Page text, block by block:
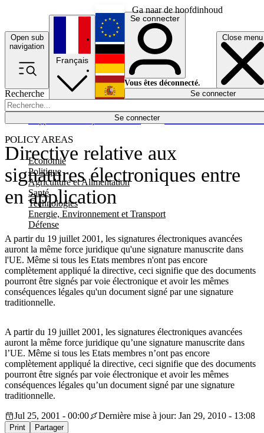
Ga naar de hoofdinhoud
Open sub
navigation
Close menu
Recherche
Se connecter
POLICY AREAS
Economie
Politique
Agriculture et Alimentation
Santé
Technologies
Energie, Environnement et Transport
Défense
Économie
Français
English
Deutsch
Español
Se connecter
Vous êtes déconnecté.
Se connecter
Directive relative aux
signatures électroniques entre
en application
A partir du 19 juillet 2001, les signatures électroniques avancées
auront la même force juridique qu'une signature manuscrite dans
l'UE. Même si tous les Etats membres n'ont pas encore
complètement appliqué la directive, ceci signifie que des documents
pourront être signés par voie électronique et avoir les mêmes
conséquences légales qu'un document signé par une signature
traditionnelle.
A partir du 19 juillet 2001, les signatures électroniques avancées
auront la même force juridique qu’une signature manuscrite dans
l’UE. Même si tous les Etats membres n’ont pas encore
complètement appliqué la directive, ceci signifie que des documents
pourront être signés par voie électronique et avoir les mêmes
conséquences légales qu’un document signé par une signature
traditionnelle.
Jul 25, 2001 - 00:00
Dernière mise à jour: Jan 29, 2010 - 13:08
Print Partager